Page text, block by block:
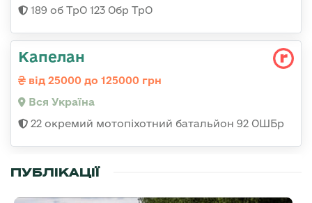
189 об ТрО 123 Обр ТрО
Капелан
від 25000 до 125000 грн
Вся Україна
22 окремий мотопіхотний батальйон 92 ОШБр
ПУБЛІКАЦІЇ